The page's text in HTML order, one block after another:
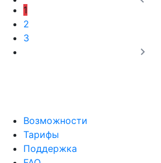
1
2
3
Возможности
Тарифы
Поддержка